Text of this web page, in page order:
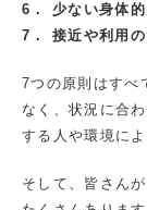
6． 少ない身体的
7． 接近や利用
7つの原則はすべ
なく、状況に合
する人や環境に
そして、皆さん